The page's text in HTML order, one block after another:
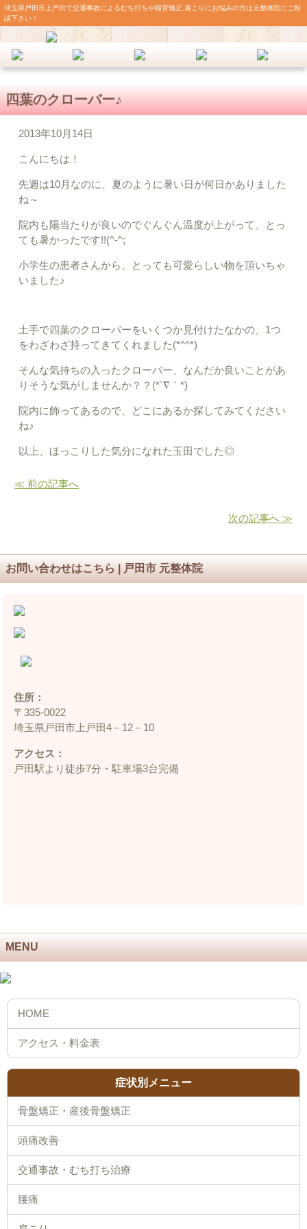
埼玉県戸田市上戸田で交通事故によるむち打ちや猫背矯正,肩こりにお悩みの方は元整体院にご相
談下さい！
四葉のクローバー♪
2013年10月14日
こんにちは！
先週は10月なのに、夏のように暑い日が何日かありました
ね～
院内も陽当たりが良いのでぐんぐん温度が上がって、とっ
ても暑かったです!!(^-^;
小学生の患者さんから、とっても可愛らしい物を頂いちゃ
いました♪
土手で四葉のクローバーをいくつか見付けたなかの、1つ
をわざわざ持ってきてくれました(*^^*)
そんな気持ちの入ったクローバー、なんだか良いことがあ
りそうな気がしませんか？？(*´∇｀*)
院内に飾ってあるので、どこにあるか探してみてください
ね♪
以上、ほっこりした気分になれた玉田でした◎
≪ 前の記事へ
次の記事へ ≫
お問い合わせはこちら | 戸田市 元整体院
住所：
〒335‐0022
埼玉県戸田市上戸田4－12－10
アクセス：
戸田駅より徒歩7分・駐車場3台完備
MENU
症状別メニュー
骨盤矯正・産後骨盤矯正
頭痛改善
交通事故・むち打ち治療
腰痛